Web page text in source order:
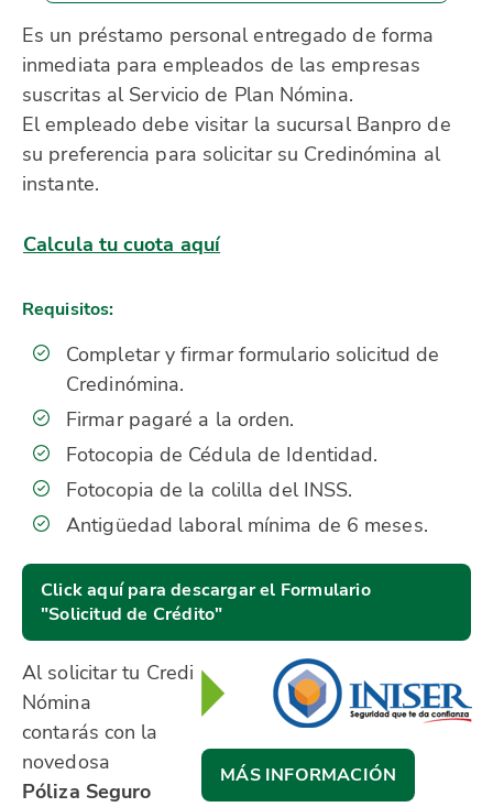
Es un préstamo personal entregado de forma
inmediata para empleados de las empresas
suscritas al Servicio de Plan Nómina.
El empleado debe visitar la sucursal Banpro de
su preferencia para solicitar su Credinómina al
instante.
Calcula tu cuota aquí
Requisitos:
Completar y firmar formulario solicitud de
Credinómina.
Firmar pagaré a la orden.
Fotocopia de Cédula de Identidad.
Fotocopia de la colilla del INSS.
Antigüedad laboral mínima de 6 meses.
Click aquí para descargar el Formulario
"Solicitud de Crédito"
Al solicitar tu Credi
Nómina
contarás con la
novedosa
Póliza Seguro
MÁS INFORMACIÓN